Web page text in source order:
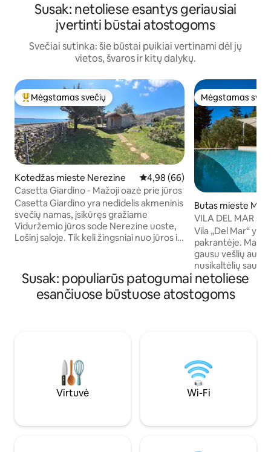
Susak: netoliese esantys geriausiai
įvertinti būstai atostogoms
Svečiai sutinka: šie būstai puikiai vertinami dėl jų
vietos, švaros ir kitų dalykų.
Svečių mėgstamiausias
Mėgstamas svečių
Kotedžas mieste Nerezine Vidutinis įvertinimas: 4,98 iš 5,
4,98 (66)
Casetta Giardino - Mažoji oazė prie jūros
Casetta Giardino yra nedidelis akmeninis
svečių namas, įsikūręs gražiame
Viduržemio jūros sode Nerezine uoste,
Lošinj saloje. Tik keli žingsniai nuo jūros ir
kotedžas turi tiek daug lauko erdvės:
labai didelis sodas ir dvi terasos!
Pastatykite automobilį čia ir eikite į visus
Mėgstamas
Mėgstamas
Butas mieste Mali
VILA DEL MAR
Vila „Del Mar“
pakrantėje. Mali
gausu vešlių
nusikaltėlių
skaidrumo
2021 m. vasaros,
šildomu baseinu
arba „Deluxe“,
dydžio, ir
atpalaiduojančia
Susak: populiarūs patogumai netoliese
esančiuose būstuose atostogoms
Virtuvė Wi-Fi